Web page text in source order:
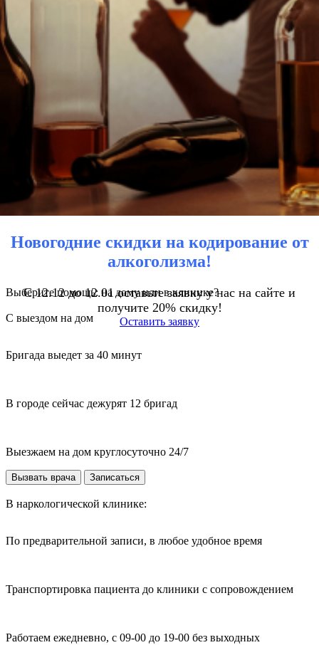
Новогодние скидки на кодирование от
алкоголизма!
С 12.12 до 12.01 оставьте заявку у нас на сайте и
получите 20% скидку!
Оставить заявку
Выберите помощь: на дому или в клинике?
С выездом на дом
Бригада выедет за 40 минут
В городе сейчас дежурят 12 бригад
Выезжаем на дом круглосуточно 24/7
Вызвать врача Записаться
В наркологической клинике:
По предварительной записи, в любое удобное время
Транспортировка пациента до клиники с сопровождением
Работаем ежедневно, с 09-00 до 19-00 без выходных